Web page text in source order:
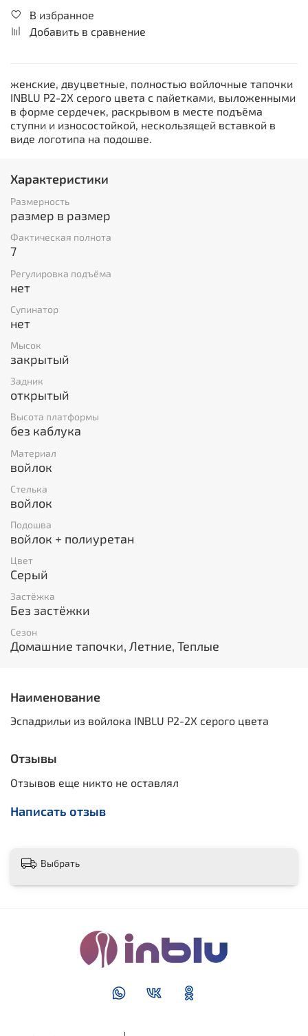
В избранное
Добавить в сравнение
женские, двуцветные, полностью войлочные тапочки
INBLU P2-2X серого цвета с пайетками, выложенными
в форме сердечек, раскрывом в месте подъёма
ступни и износостойкой, нескользящей вставкой в
виде логотипа на подошве.
Характеристики
Размерность
размер в размер
Фактическая полнота
7
Регулировка подъёма
нет
Супинатор
нет
Мысок
закрытый
Задник
открытый
Высота платформы
без каблука
Материал
войлок
Стелька
войлок
Подошва
войлок + полиуретан
Цвет
Серый
Застёжка
Без застёжки
Сезон
Домашние тапочки, Летние, Теплые
Наименование
Эспадрильи из войлока INBLU P2-2X серого цвета
Отзывы
Отзывов еще никто не оставлял
Написать отзыв
Выбрать